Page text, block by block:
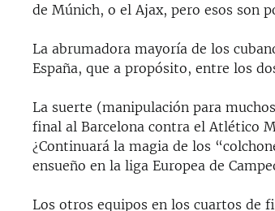
de Múnich, o el Ajax, pero esos son
La abrumadora mayoría de los
España, que a propósito, entre los
La suerte (manipulación para
final al Barcelona contra el Atlético
¿Continuará la magia de los
ensueño en la liga Europea de
Los otros equipos en los cuartos de